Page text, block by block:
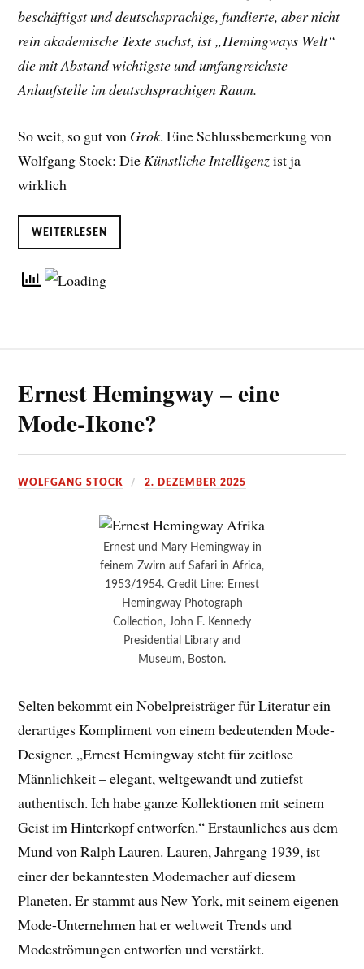
beschäftigst und deutschsprachige, fundierte, aber nicht
rein akademische Texte suchst, ist „Hemingways Welt“
die mit Abstand wichtigste und umfangreichste
Anlaufstelle im deutschsprachigen Raum.
So weit, so gut von Grok. Eine Schlussbemerkung von
Wolfgang Stock: Die Künstliche Intelligenzist ja
wirklich
WEITERLESEN
Ernest Hemingway – eine
Mode-Ikone?
WOLFGANG STOCK 2. DEZEMBER 2025
Ernest und Mary Hemingway in
feinem Zwirn auf Safari in Africa,
1953/1954. Credit Line: Ernest
Hemingway Photograph
Collection, John F. Kennedy
Presidential Library and
Museum, Boston.
Selten bekommt ein Nobelpreisträger für Literatur ein
derartiges Kompliment von einem bedeutenden Mode-
Designer. „Ernest Hemingway steht für zeitlose
Männlichkeit – elegant, weltgewandt und zutiefst
authentisch. Ich habe ganze Kollektionen mit seinem
Geist im Hinterkopf entworfen.“ Erstaunliches aus dem
Mund von Ralph Lauren. Lauren, Jahrgang 1939, ist
einer der bekanntesten Modemacher auf diesem
Planeten. Er stammt aus New York, mit seinem eigenen
Mode-Unternehmen hat er weltweit Trends und
Modeströmungen entworfen und verstärkt.